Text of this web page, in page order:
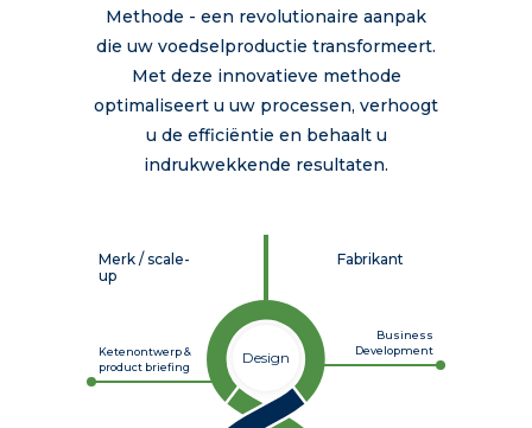
Methode - een revolutionaire aanpak
die uw voedselproductie transformeert.
Met deze innovatieve methode
optimaliseert u uw processen, verhoogt
u de efficiëntie en behaalt u
indrukwekkende resultaten.
Merk / scale-
up
Ketenontwerp &
product briefing
Design
Fabrikant
Business
Development